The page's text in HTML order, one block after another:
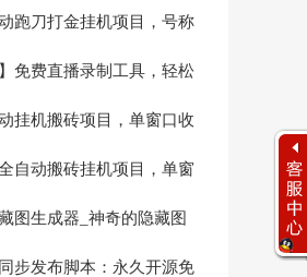
跑刀打金挂机项目，号称
免费直播录制工具，轻松
挂机搬砖项目，单窗口收
自动搬砖挂机项目，单窗
图生成器_神奇的隐藏图
步发布脚本：永久开源免